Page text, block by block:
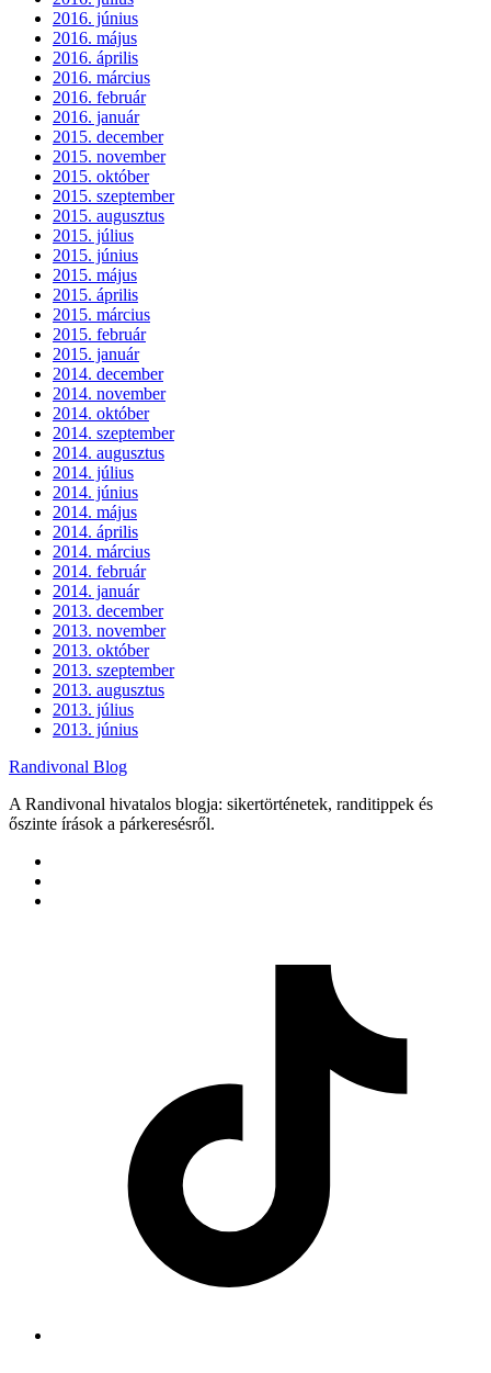
2016. június
2016. május
2016. április
2016. március
2016. február
2016. január
2015. december
2015. november
2015. október
2015. szeptember
2015. augusztus
2015. július
2015. június
2015. május
2015. április
2015. március
2015. február
2015. január
2014. december
2014. november
2014. október
2014. szeptember
2014. augusztus
2014. július
2014. június
2014. május
2014. április
2014. március
2014. február
2014. január
2013. december
2013. november
2013. október
2013. szeptember
2013. augusztus
2013. július
2013. június
Randivonal Blog
A Randivonal hivatalos blogja: sikertörténetek, randitippek és
őszinte írások a párkeresésről.